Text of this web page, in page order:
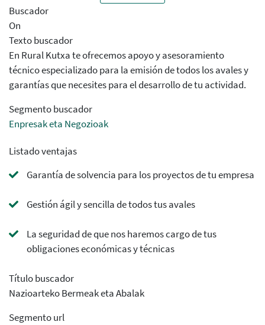
Buscador
On
Texto buscador
En Rural Kutxa te ofrecemos apoyo y asesoramiento
técnico especializado para la emisión de todos los avales y
garantías que necesites para el desarrollo de tu actividad.
Segmento buscador
Enpresak eta Negozioak
Listado ventajas
Garantía de solvencia para los proyectos de tu empresa
Gestión ágil y sencilla de todos tus avales
La seguridad de que nos haremos cargo de tus
obligaciones económicas y técnicas
Título buscador
Nazioarteko Bermeak eta Abalak
Segmento url